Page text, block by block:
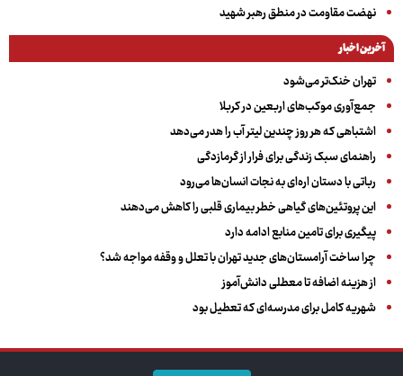
نهضت مقاومت در منطق رهبر شهید
آخرین اخبار
تهران خنک‌تر می‌شود
جمع‌آوری موکب‌های اربعین در کربلا
اشتباهی که هر روز چندین لیتر آب را هدر می‌دهد
راهنمای سبک زندگی برای فرار از گرمازدگی
رباتی با دستان اره‌ای به نجات انسان‌ها می‌رود
این پروتئین‌های گیاهی خطر بیماری قلبی را کاهش می‌دهند
پیگیری برای تامین منابع ادامه دارد
چرا ساخت آرامستان‌های جدید تهران با تعلل و وقفه مواجه شد؟
از هزینه اضافه تا معطلی دانش‌آموز
شهریه کامل برای مدرسه‌ای که تعطیل بود